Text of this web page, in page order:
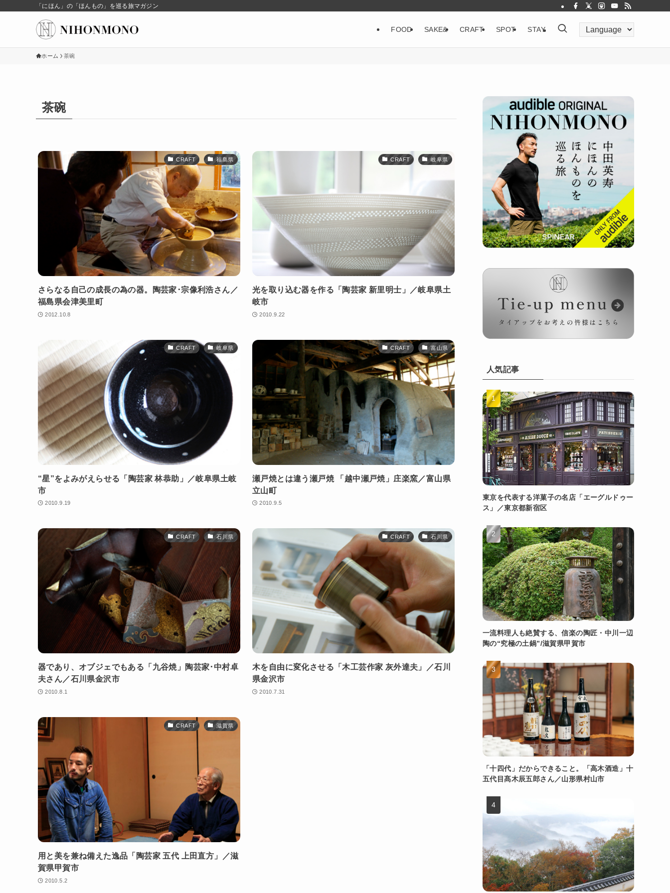
「にほん」の「ほんもの」を巡る旅マガジン
FOOD SAKE& CRAFT SPOT STAY
ホーム 茶碗
茶碗
CRAFT 福島県
さらなる自己の成長の為の器。陶芸家･宗像利浩さん／
福島県会津美里町
2012.10.8
CRAFT 岐阜県
光を取り込む器を作る「陶芸家 新里明士」／岐阜県土
岐市
2010.9.22
CRAFT 岐阜県
“星”をよみがえらせる「陶芸家 林恭助」／岐阜県土岐
市
2010.9.19
CRAFT 富山県
瀬戸焼とは違う瀬戸焼 「越中瀬戸焼」庄楽窯／富山県
立山町
2010.9.5
CRAFT 石川県
器であり、オブジェでもある「九谷焼」陶芸家･中村卓
夫さん／石川県金沢市
2010.8.1
CRAFT 石川県
木を自由に変化させる「木工芸作家 灰外達夫」／石川
県金沢市
2010.7.31
CRAFT 滋賀県
用と美を兼ね備えた逸品「陶芸家 五代 上田直方」／滋
賀県甲賀市
2010.5.2
人気記事
東京を代表する洋菓子の名店「エーグルドゥー
ス」／東京都新宿区
一流料理人も絶賛する、信楽の陶匠・中川一辺
陶の“究極の土鍋”/滋賀県甲賀市
「十四代」だからできること。「高木酒造」十
五代目髙木辰五郎さん／山形県村山市